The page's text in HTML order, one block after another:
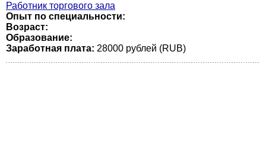
Работник торгового зала
Опыт по специальности:
Возраст:
Образование:
Заработная плата: 28000 рублей (RUB)